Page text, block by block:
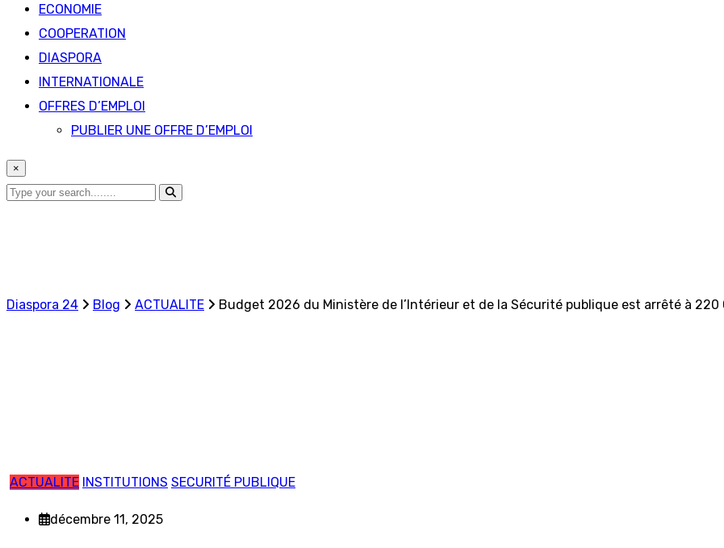
ECONOMIE
COOPERATION
DIASPORA
INTERNATIONALE
OFFRES D’EMPLOI
PUBLIER UNE OFFRE D’EMPLOI
×
Diaspora 24 Blog ACTUALITE Budget 2026 du Ministère de l’Intérieur et de la Sécurité publique est arrêté à 220
ACTUALITE INSTITUTIONS SECURITÉ PUBLIQUE
décembre 11, 2025